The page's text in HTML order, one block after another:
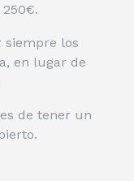
siempre los
en lugar de
de tener un